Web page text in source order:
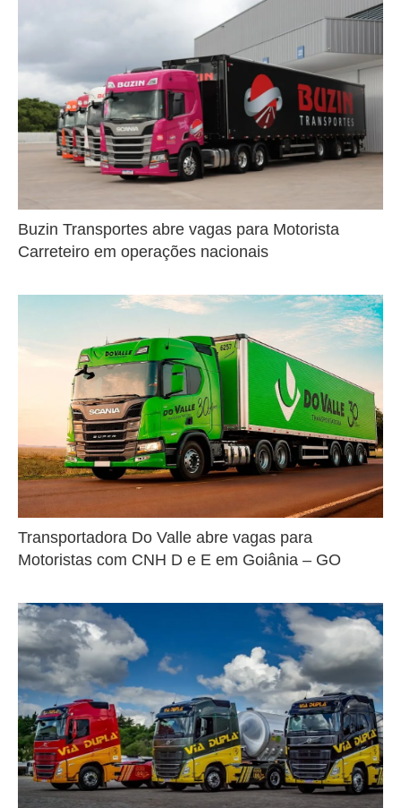
Buzin Transportes abre vagas para Motorista
Carreteiro em operações nacionais
Transportadora Do Valle abre vagas para
Motoristas com CNH D e E em Goiânia – GO